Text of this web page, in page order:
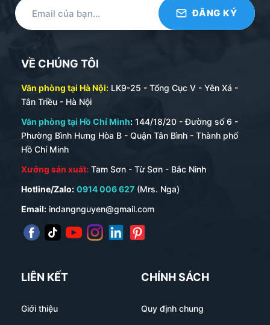
VỀ CHÚNG TÔI
Văn phòng tại Hà Nội: LK9-25 - Tổng Cục V - Yên Xá -
Tân Triều - Hà Nội
Văn phòng tại Hồ Chí Minh: 144/18/20 - Đường số 6 -
Phường Bình Hưng Hòa B - Quận Tân Bình - Thành phố
Hồ Chí Minh
Xưởng sản xuất: Tam Sơn - Từ Sơn - Bắc Ninh
Hotline/Zalo: 0914 006 627 (Mrs. Nga)
Email: indangnguyen@gmail.com
LIÊN KẾT
Giới thiệu
CHÍNH SÁCH
Quy định chung